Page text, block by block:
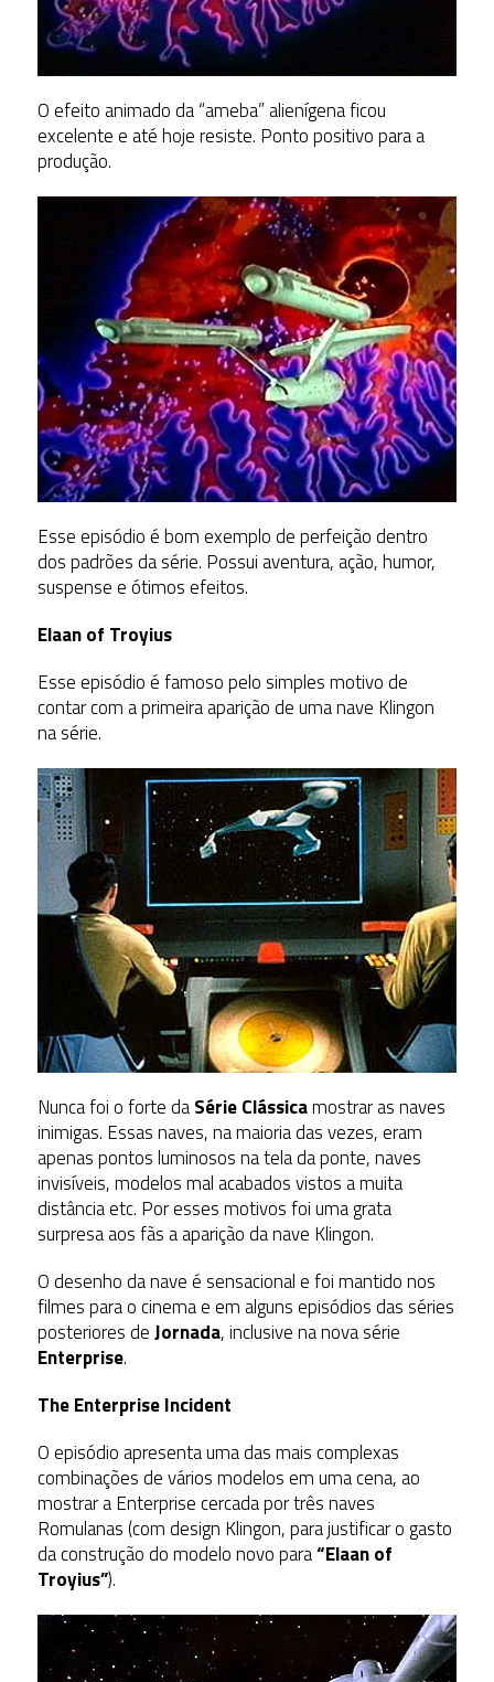
O efeito animado da “ameba” alienígena ficou
excelente e até hoje resiste. Ponto positivo para a
produção.
Esse episódio é bom exemplo de perfeição dentro
dos padrões da série. Possui aventura, ação, humor,
suspense e ótimos efeitos.
Elaan of Troyius
Esse episódio é famoso pelo simples motivo de
contar com a primeira aparição de uma nave Klingon
na série.
Nunca foi o forte daSérie Clássicamostrar as naves
inimigas. Essas naves, na maioria das vezes, eram
apenas pontos luminosos na tela da ponte, naves
invisíveis, modelos mal acabados vistos a muita
distância etc. Por esses motivos foi uma grata
surpresa aos fãs a aparição da nave Klingon.
O desenho da nave é sensacional e foi mantido nos
filmes para o cinema e em alguns episódios das séries
posteriores deJornada, inclusive na nova série
Enterprise.
The Enterprise Incident
O episódio apresenta uma das mais complexas
combinações de vários modelos em uma cena, ao
mostrar a Enterprise cercada por três naves
Romulanas (com design Klingon, para justificar o gasto
da construção do modelo novo para“Elaan of
Troyius”).